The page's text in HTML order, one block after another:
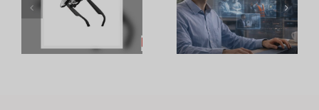
โอกาสทองที่
คุณเตรียมตัว
ของพนักงาน
ด้วย